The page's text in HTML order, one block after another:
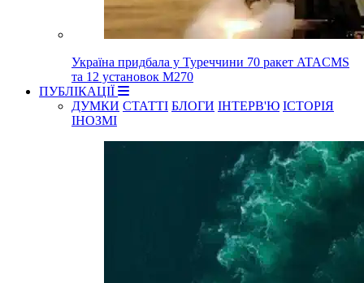
Україна придбала у Туреччини 70 ракет ATACMS
та 12 установок M270
ПУБЛІКАЦІЇ
ДУМКИ СТАТТІ БЛОГИ ІНТЕРВ'Ю ІСТОРІЯ
ІНОЗМІ